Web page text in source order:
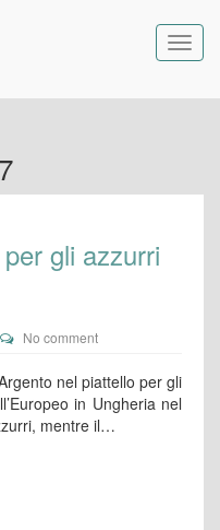
gli azzurri
No comment
nel piattello per gli
in Ungheria nel
mentre il…